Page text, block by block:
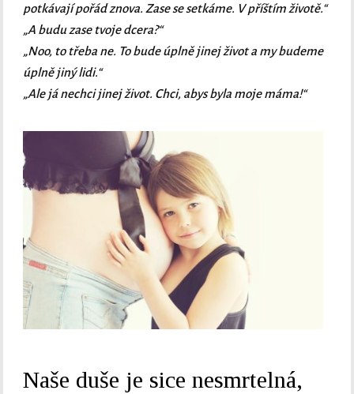
potkávají pořád znova. Zase se setkáme. V příštím životě.“
„A budu zase tvoje dcera?“
„Noo, to třeba ne. To bude úplně jinej život a my budeme
úplně jiný lidi.“
„Ale já nechci jinej život. Chci, abys byla moje máma!“
Naše duše je sice nesmrtelná,